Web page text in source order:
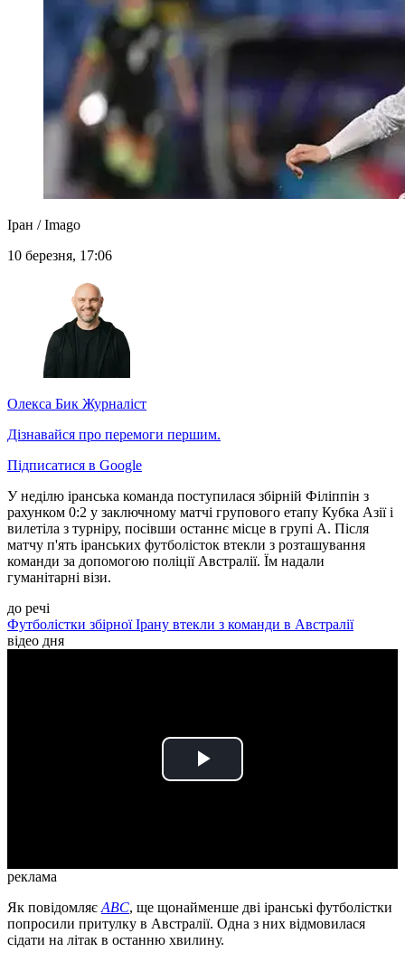
Іран / Imago
10 березня, 17:06
Олекса Бик Журналіст
Дізнавайся про перемоги першим.
Підписатися в Google
У неділю іранська команда поступилася збірній Філіппін з
рахунком 0:2 у заключному матчі групового етапу Кубка Азії і
вилетіла з турніру, посівши останнє місце в групі A. Після
матчу п'ять іранських футболісток втекли з розташування
команди за допомогою поліції Австралії. Їм надали
гуманітарні візи.
до речі
Футболістки збірної Ірану втекли з команди в Австралії
відео дня
Play
реклама
Як повідомляє ABC, ще щонайменше дві іранські футболістки
попросили притулку в Австралії. Одна з них відмовилася
сідати на літак в останню хвилину.